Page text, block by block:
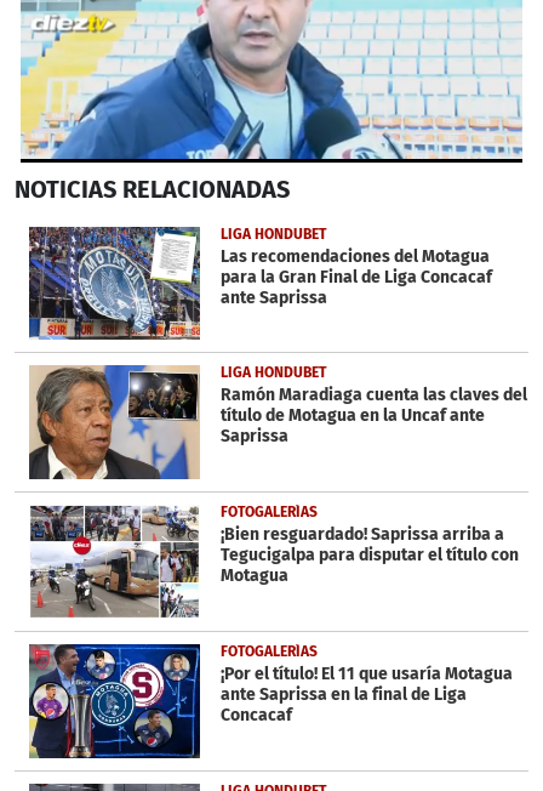
seconds
36
seconds
NOTICIAS RELACIONADAS
LIGA HONDUBET
Las recomendaciones del Motagua
para la Gran Final de Liga Concacaf
ante Saprissa
LIGA HONDUBET
Ramón Maradiaga cuenta las claves del
título de Motagua en la Uncaf ante
Saprissa
FOTOGALERÍAS
¡Bien resguardado! Saprissa arriba a
Tegucigalpa para disputar el título con
Motagua
FOTOGALERÍAS
¡Por el título! El 11 que usaría Motagua
ante Saprissa en la final de Liga
Concacaf